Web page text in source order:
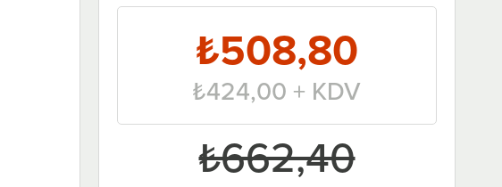
₺662,40
₺508,80
₺424,00 + KDV